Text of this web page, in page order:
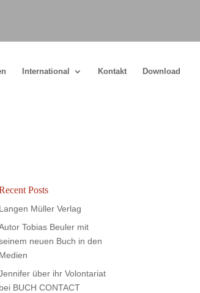
International Kontakt Download
Posts
Langen Müller Verlag
Tobias Beuler mit
neuen Buch in den
Medien
über ihr Volontariat
bei BUCH CONTACT